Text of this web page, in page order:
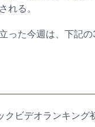
れる。
った今週は、下記の
クビデオランキング